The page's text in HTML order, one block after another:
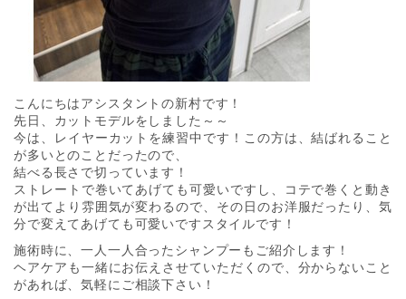
こんにちはアシスタントの新村です！
先日、カットモデルをしました～～
今は、レイヤーカットを練習中です！この方は、結ばれること
が多いとのことだったので、
結べる長さで切っています！
ストレートで巻いてあげても可愛いですし、コテで巻くと動き
が出てより雰囲気が変わるので、その日のお洋服だったり、気
分で変えてあげても可愛いですスタイルです！
施術時に、一人一人合ったシャンプーもご紹介します！
ヘアケアも一緒にお伝えさせていただくので、分からないこと
があれば、気軽にご相談下さい！